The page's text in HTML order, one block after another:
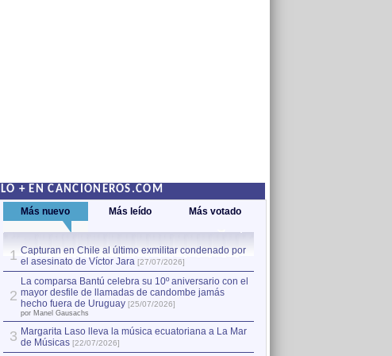
LO + EN CANCIONEROS.COM
Más nuevo Más leído Más votado
1 Capturan en Chile al último exmilitar condenado por
el asesinato de Víctor Jara [27/07/2026]
2
La comparsa Bantú celebra su 10º aniversario con el
mayor desfile de llamadas de candombe jamás
hecho fuera de Uruguay [25/07/2026]
por Manel Gausachs
3 Margarita Laso lleva la música ecuatoriana a La Mar
de Músicas [22/07/2026]